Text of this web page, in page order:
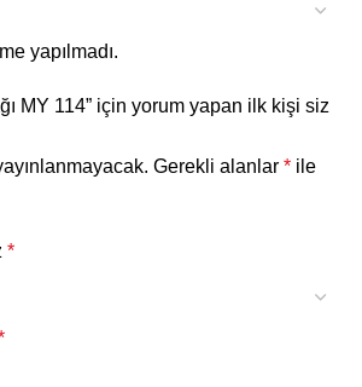
yapılmadı.
MY 114” için yorum yapan ilk kişi siz
Gerekli alanlar * ile
*